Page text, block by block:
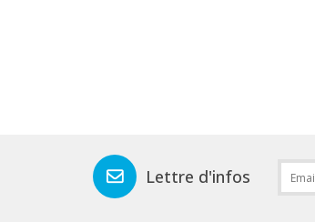
Lettre d'infos